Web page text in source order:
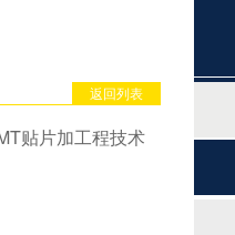
返回列表
贴片加工程技术